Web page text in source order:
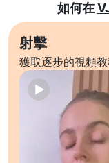
如何在
射擊
獲取逐步的視頻